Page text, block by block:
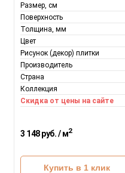
Размер, см
Поверхность
Толщина, мм
Цвет
Рисунок (декор) плитки
Производитель
Страна
Коллекция
Скидка от цены на сайте
3 148 руб. / м2
Купить в 1 клик